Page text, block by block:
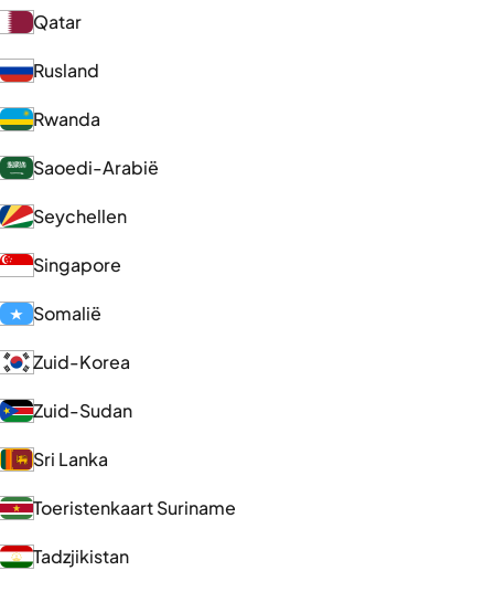
Qatar
Rusland
Rwanda
Saoedi-Arabië
Seychellen
Singapore
Somalië
Zuid-Korea
Zuid-Sudan
Sri Lanka
Toeristenkaart Suriname
Tadzjikistan